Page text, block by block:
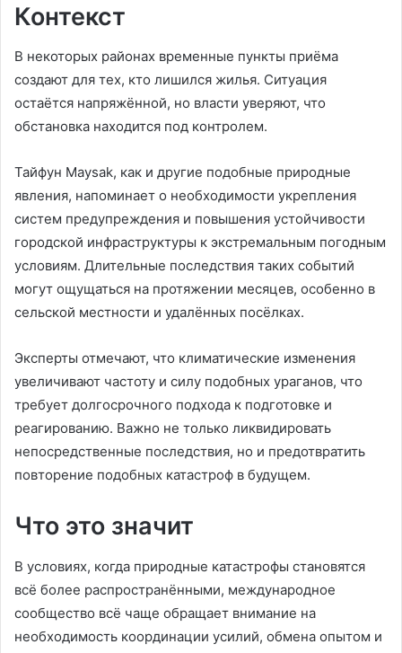
Контекст
В некоторых районах временные пункты приёма
создают для тех, кто лишился жилья. Ситуация
остаётся напряжённой, но власти уверяют, что
обстановка находится под контролем.
Тайфун Maysak, как и другие подобные природные
явления, напоминает о необходимости укрепления
систем предупреждения и повышения устойчивости
городской инфраструктуры к экстремальным погодным
условиям. Длительные последствия таких событий
могут ощущаться на протяжении месяцев, особенно в
сельской местности и удалённых посёлках.
Эксперты отмечают, что климатические изменения
увеличивают частоту и силу подобных ураганов, что
требует долгосрочного подхода к подготовке и
реагированию. Важно не только ликвидировать
непосредственные последствия, но и предотвратить
повторение подобных катастроф в будущем.
Что это значит
В условиях, когда природные катастрофы становятся
всё более распространёнными, международное
сообщество всё чаще обращает внимание на
необходимость координации усилий, обмена опытом и